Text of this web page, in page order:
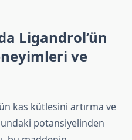
Ligandrol’ün
ve
kas kütlesini artırma ve
potansiyelinden